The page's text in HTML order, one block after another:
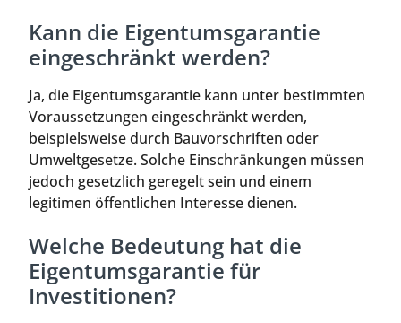
Kann die Eigentumsgarantie
eingeschränkt werden?
Ja, die Eigentumsgarantie kann unter bestimmten
Voraussetzungen eingeschränkt werden,
beispielsweise durch Bauvorschriften oder
Umweltgesetze. Solche Einschränkungen müssen
jedoch gesetzlich geregelt sein und einem
legitimen öffentlichen Interesse dienen.
Welche Bedeutung hat die
Eigentumsgarantie für
Investitionen?